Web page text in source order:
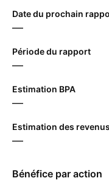
malgré une
bénéfice par action
d'affaires de ‪1,51 B‬
Date du prochain
—
Période du rapport
—
Estimation BPA
—
Estimation des revenus
—
Bénéfice par action